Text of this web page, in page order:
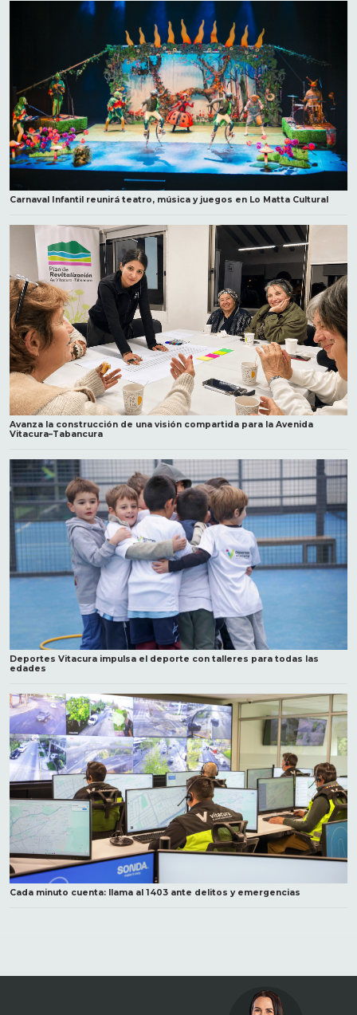
Carnaval Infantil reunirá teatro, música y juegos en Lo Matta Cultural
Avanza la construcción de una visión compartida para la Avenida
Vitacura–Tabancura
Deportes Vitacura impulsa el deporte con talleres para todas las
edades
Cada minuto cuenta: llama al 1403 ante delitos y emergencias